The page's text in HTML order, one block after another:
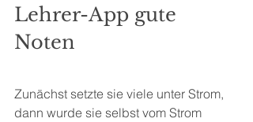
Lehrer-App gute
Noten
Zunächst setzte sie viele unter Strom,
dann wurde sie selbst vom Strom